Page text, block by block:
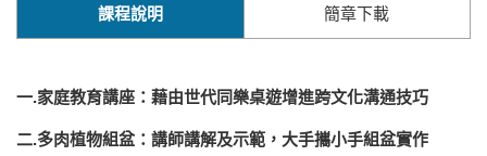
課程說明 簡章下載
一.家庭教育講座 ：藉由世代同樂桌遊增進跨文化溝通技巧
二.多肉植物組盆：講師講解及示範，大手攜小手組盆實作